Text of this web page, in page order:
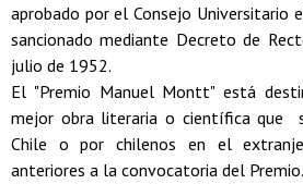
aprobado por el Consejo Universitario
sancionado mediante Decreto de
julio de 1952.
El "Premio Manuel Montt" está
mejor obra literaria o científica que
Chile o por chilenos en el
anteriores a la convocatoria del Premio.